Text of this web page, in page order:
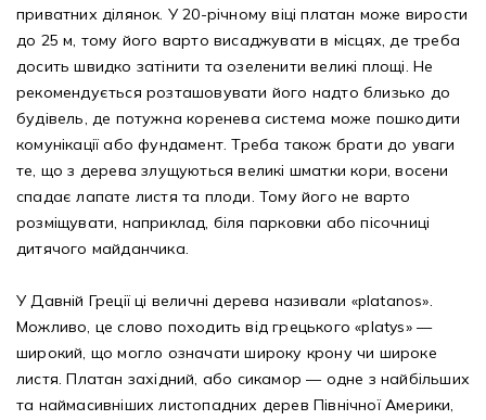
приватних ділянок. У 20-річному віці платан може вирости
до 25 м, тому його варто висаджувати в місцях, де треба
досить швидко затінити та озеленити великі площі. Не
рекомендується розташовувати його надто близько до
будівель, де потужна коренева система може пошкодити
комунікації або фундамент. Треба також брати до уваги
те, що з дерева злущуються великі шматки кори, восени
спадає лапате листя та плоди. Тому його не варто
розміщувати, наприклад, біля парковки або пісочниці
дитячого майданчика.
У Давній Греції ці величні дерева називали «platanos».
Можливо, це слово походить від грецького «platys» —
широкий, що могло означати широку крону чи широке
листя. Платан західний, або сикамор — одне з найбільших
та наймасивніших листопадних дерев Північної Америки,